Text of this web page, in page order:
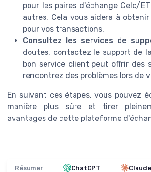
pour les paires d'échange Celo/
autres. Cela vous aidera à
pour vos transactions.
Consultez les services de
doutes, contactez le support de
bon service client peut offrir des
rencontrez des problèmes lors de
En suivant ces étapes, vous pouvez
manière plus sûre et tirer
avantages de cette plateforme
Résumer ChatGPT Claude